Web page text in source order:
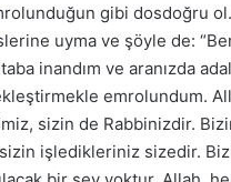
gibi dosdoğru
uyma ve şöyle de:
inandım ve aranızda
emrolundum.
sizin de Rabbinizdir.
işledikleriniz sizedir.